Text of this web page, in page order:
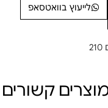
לייעוץ בוואטסאפ
קשורים